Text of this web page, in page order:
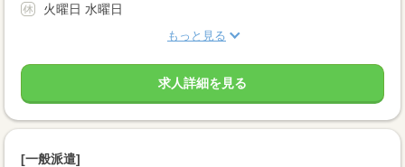
火曜日 水曜日
もっと見る
求人詳細を見る
[一般派遣]